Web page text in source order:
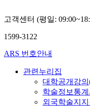
고객센터 (평일:
1599-3122
ARS 번호안내
관련누리집
대학공개강
학술정보통
외국학술지